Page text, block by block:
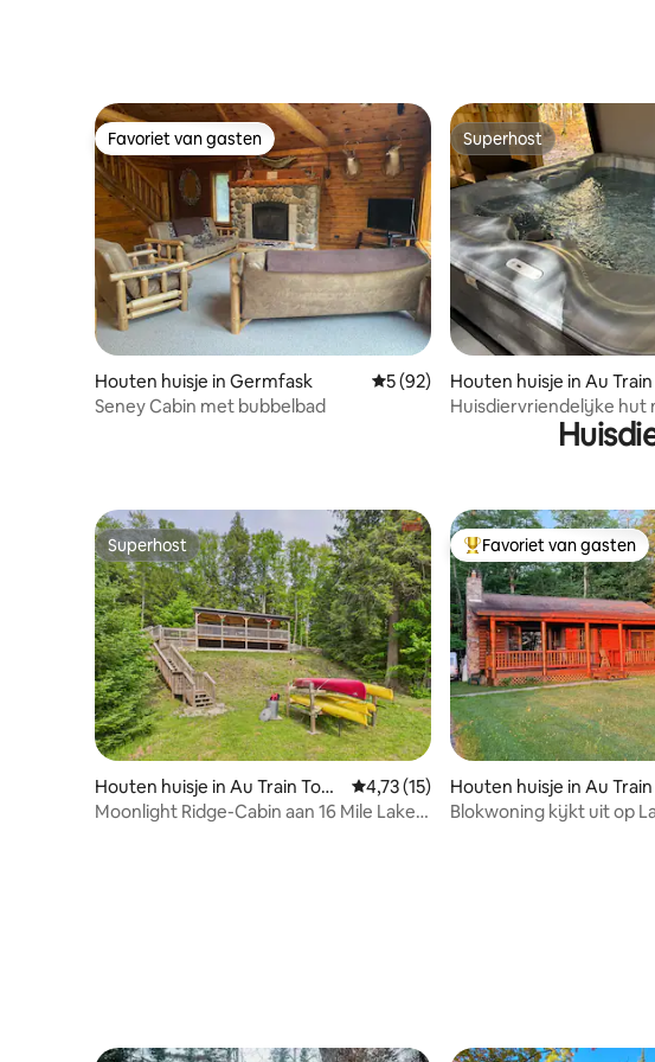
Favoriet van gasten
Favoriet van gasten
Houten huisje in Germfask Gemiddelde beoordeling van 5 uit
5 (92)
Seney Cabin met bubbelbad
Superhost
Superhost
Houten huisje in Au Train
Huisdiervriendelijke hut
slaapkamers en
Superhost
Superhost
Houten huisje in Au Train Tow
nship
Gemiddelde beoordeling van 4,73 uit
4,73 (15)
Moonlight Ridge-Cabin aan 16 Mile Lake,
Topfavoriet van gasten
Favoriet van gasten
Houten huisje in Au Train
Blokwoning kijkt uit op